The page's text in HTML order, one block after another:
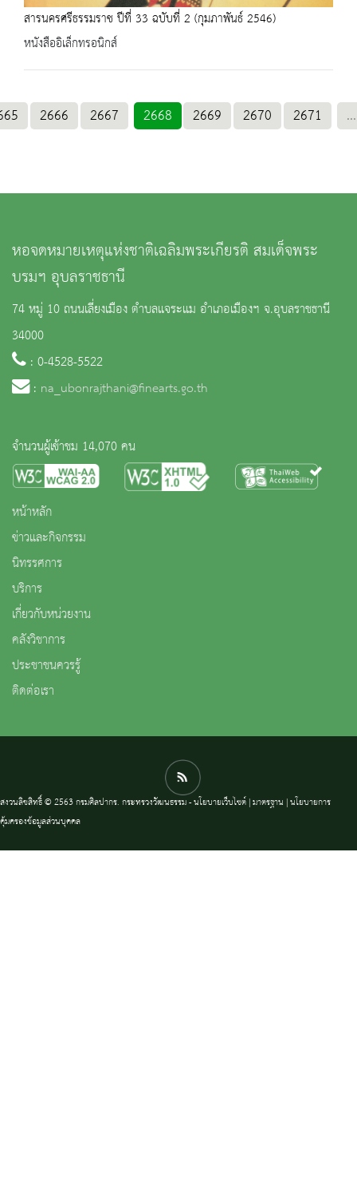
สารนครศรีธรรมราช ปีที่ 33 ฉบับที่ 2 (กุมภาพันธ์ 2546)
หนังสืออิเล็กทรอนิกส์
2666 2667 2668 2669 2670 2671 ...
หอจดหมายเหตุแห่งชาติเฉลิมพระเกียรติ สมเด็จพระ
บรมฯ อุบลราชธานี
74 หมู่ 10 ถนนเลี่ยงเมือง ตำบลแจระแม อำเภอเมืองฯ จ.อุบลราชธานี
34000
: 0-4528-5522
: na_ubonrajthani@finearts.go.th
จำนวนผู้เข้าชม 14,070 คน
หน้าหลัก
ข่าวและกิจกรรม
นิทรรศการ
บริการ
เกี่ยวกับหน่วยงาน
คลังวิชาการ
ประชาชนควรรู้
ติดต่อเรา
สงวนลิขสิทธิ์ © 2563 กรมศิลปากร. กระทรวงวัฒนธรรม -นโยบายเว็บไซต์|มาตรฐาน |นโยบายการ
คุ้มครองข้อมูลส่วนบุคคล